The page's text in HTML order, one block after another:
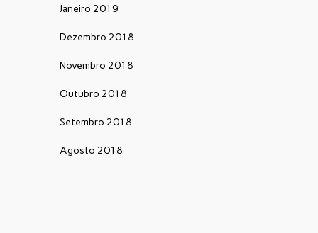
Janeiro 2019
Dezembro 2018
Novembro 2018
Outubro 2018
Setembro 2018
Agosto 2018